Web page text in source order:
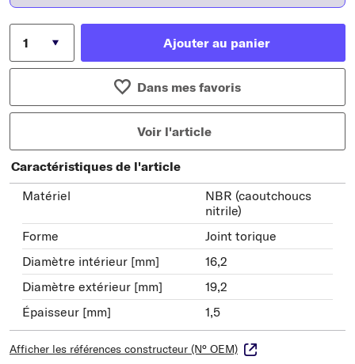
Ajouter au panier
Dans mes favoris
Voir l'article
Caractéristiques de l'article
Matériel
NBR (caoutchoucs
nitrile)
Forme
Joint torique
Diamètre intérieur [mm]
16,2
Diamètre extérieur [mm]
19,2
Épaisseur [mm]
1,5
Afficher les références constructeur (N° OEM)